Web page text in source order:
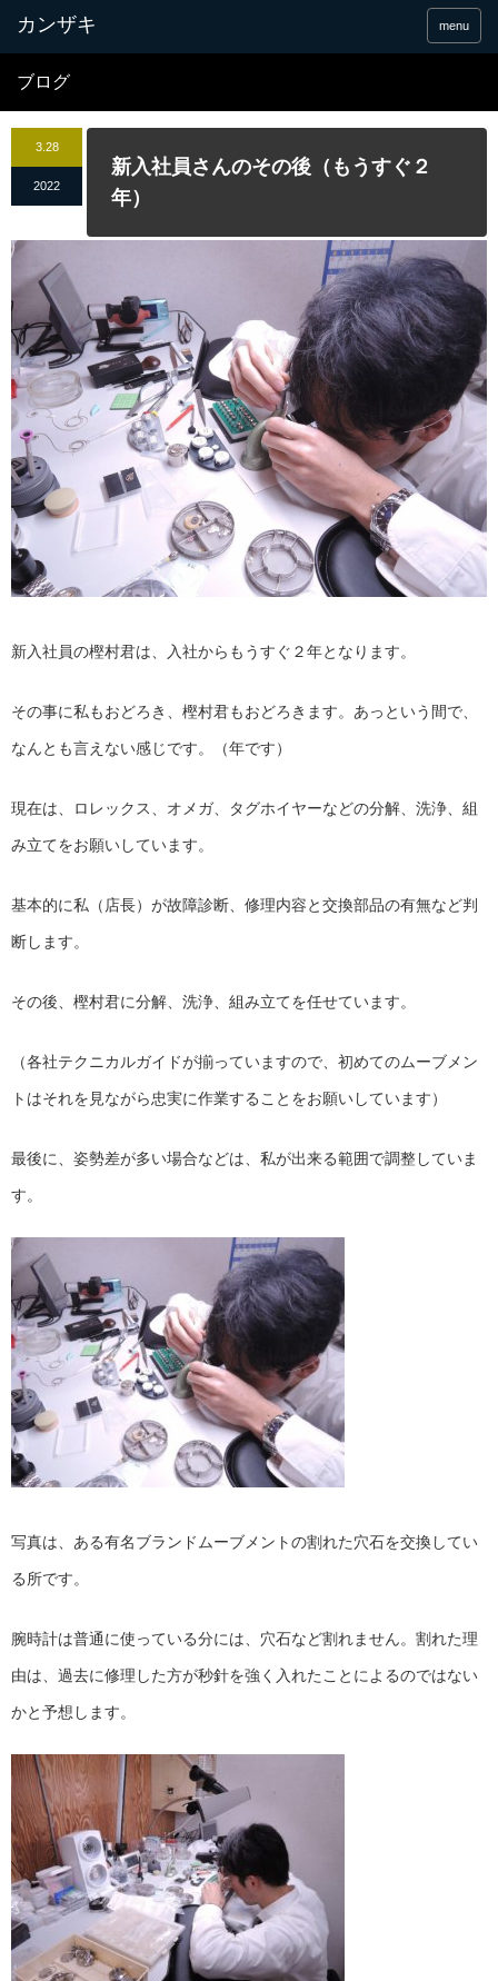
menu
ブログ
3.28
2022
新入社員さんのその後（もうすぐ２
年）
新入社員の樫村君は、入社からもうすぐ２年となります。
その事に私もおどろき、樫村君もおどろきます。あっという間で、
なんとも言えない感じです。（年です）
現在は、ロレックス、オメガ、タグホイヤーなどの分解、洗浄、組
み立てをお願いしています。
基本的に私（店長）が故障診断、修理内容と交換部品の有無など判
断します。
その後、樫村君に分解、洗浄、組み立てを任せています。
（各社テクニカルガイドが揃っていますので、初めてのムーブメン
トはそれを見ながら忠実に作業することをお願いしています）
最後に、姿勢差が多い場合などは、私が出来る範囲で調整していま
す。
写真は、ある有名ブランドムーブメントの割れた穴石を交換してい
る所です。
腕時計は普通に使っている分には、穴石など割れません。割れた理
由は、過去に修理した方が秒針を強く入れたことによるのではない
かと予想します。